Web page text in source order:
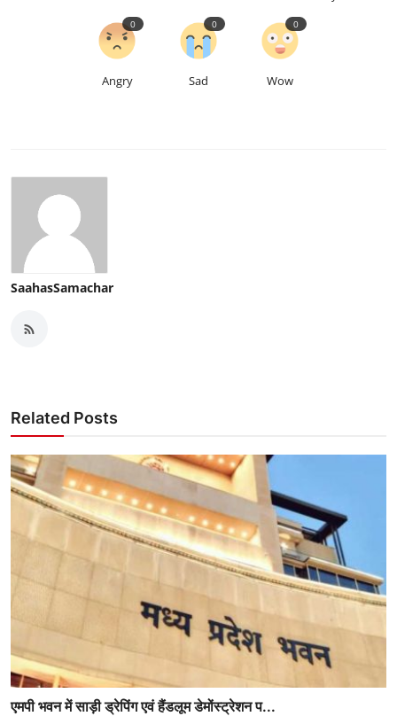
Angry
0
Sad
0
Wow
0
SaahasSamachar
Related Posts
एमपी भवन में साड़ी ड्रेपिंग एवं हैंडलूम डेमोंस्ट्रेशन प...